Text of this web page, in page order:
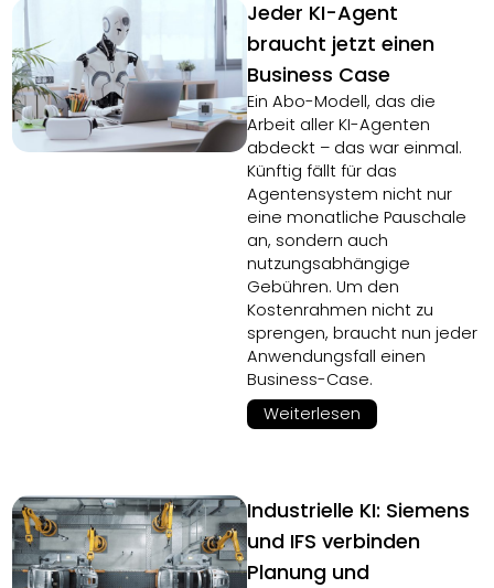
Jeder KI-Agent
braucht jetzt einen
Business Case
Ein Abo-Modell, das die
Arbeit aller KI-Agenten
abdeckt – das war einmal.
Künftig fällt für das
Agentensystem nicht nur
eine monatliche Pauschale
an, sondern auch
nutzungsabhängige
Gebühren. Um den
Kostenrahmen nicht zu
sprengen, braucht nun jeder
Anwendungsfall einen
Business-Case.
Weiterlesen
Industrielle KI: Siemens
und IFS verbinden
Planung und